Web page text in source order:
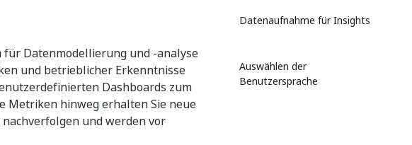
Datenmodellierung und -analyse
und betrieblicher Erkenntnisse
Dashboards zum
Metriken hinweg erhalten Sie neue
und werden vor
Datenaufnahme für Insights
Auswählen der
Benutzersprache